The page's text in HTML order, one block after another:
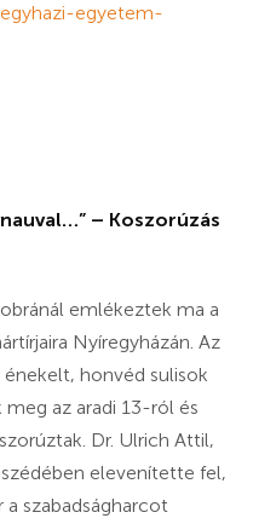
egyetem-
– Koszorúzás
emlékeztek ma a
Nyíregyházán. Az
honvéd sulisok
az aradi 13-ról és
Dr. Ulrich Attil,
elevenítette fel,
szabadságharcot